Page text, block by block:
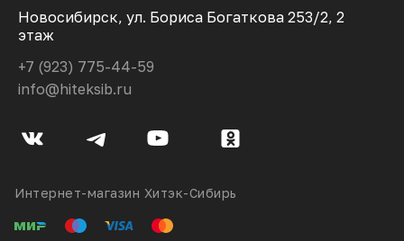
Новосибирск, ул. Бориса Богаткова 253/2, 2
этаж
+7 (923) 775-44-59
info@hiteksib.ru
Интернет-магазин Хитэк-Сибирь